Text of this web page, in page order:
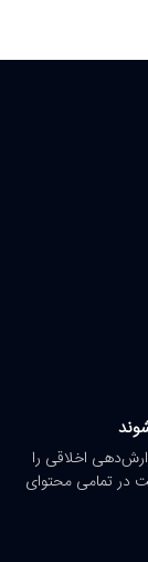
اخلاقی را
در تمامی محتوای